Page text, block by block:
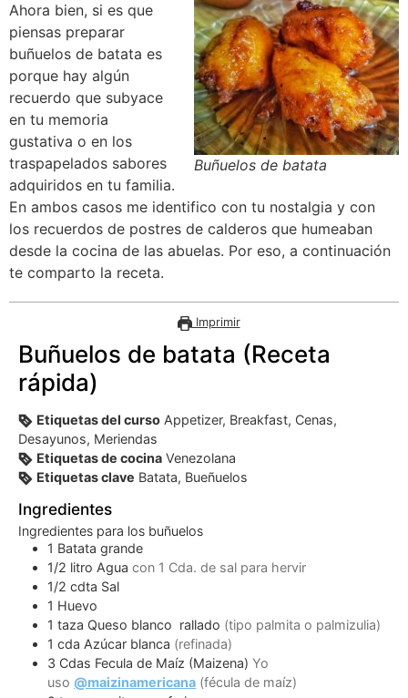
Buñuelos de batata
Ahora bien, si es que
piensas preparar
buñuelos de batata es
porque hay algún
recuerdo que subyace
en tu memoria
gustativa o en los
traspapelados sabores
adquiridos en tu familia.
En ambos casos me identifico con tu nostalgia y con
los recuerdos de postres de calderos que humeaban
desde la cocina de las abuelas. Por eso, a continuación
te comparto la receta.
Imprimir
Buñuelos de batata (Receta
rápida)
Etiquetas del curso Appetizer, Breakfast, Cenas,
Desayunos, Meriendas
Etiquetas de cocina Venezolana
Etiquetas clave Batata, Bueñuelos
Ingredientes
Ingredientes para los buñuelos
1 Batata grande
1/2 litro Agua con 1 Cda. de sal para hervir
1/2 cdta Sal
1 Huevo
1 taza Queso blanco rallado (tipo palmita o palmizulia)
1 cda Azúcar blanca (refinada)
3 Cdas Fecula de Maíz (Maizena) Yo
uso @maizinamericana (fécula de maíz)